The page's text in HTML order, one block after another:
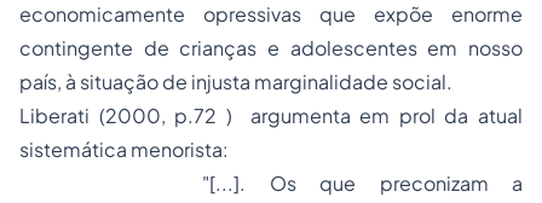
economicamente opressivas que expõe enorme
contingente de crianças e adolescentes em nosso
país, à situação de injusta marginalidade social.
Liberati (2000, p.72 ) argumenta em prol da atual
sistemática menorista:
"[...]. Os que preconizam a